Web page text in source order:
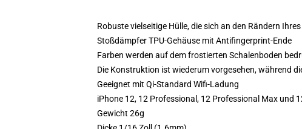
Robuste vielseitige Hülle, die sich an den Rändern
Stoßdämpfer TPU-Gehäuse mit Antifingerprint-Ende
Farben werden auf dem frostierten Schalenboden
Die Konstruktion ist wiederum vorgesehen, während
Geeignet mit Qi-Standard Wifi-Ladung
iPhone 12, 12 Professional, 12 Professional Max und
Gewicht 26g